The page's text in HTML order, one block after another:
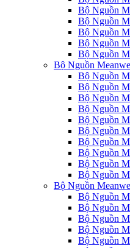
Bộ Nguồn
Bộ Nguồn
Bộ Nguồn
Bộ Nguồn
Bộ Nguồn
Bộ Nguồn
Bộ Nguồn
Bộ Nguồn
Bộ Nguồn
Bộ Nguồn
Bộ Nguồn
Bộ Nguồn
Bộ Nguồn
Bộ Nguồn
Bộ Nguồn
Bộ Nguồn
Bộ Nguồn
Bộ Nguồn
Bộ Nguồn
Bộ Nguồn
Bộ Nguồn
Bộ Nguồn